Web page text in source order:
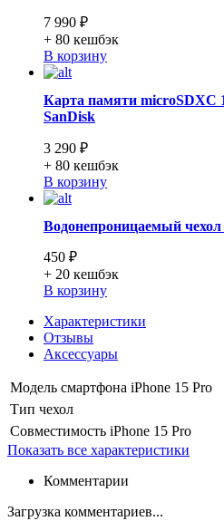
7 990 ₽
+ 80 кешбэк
В корзину
Карта памяти microSDXC
SanDisk
3 290 ₽
+ 80 кешбэк
В корзину
Водонепроницаемый
450 ₽
+ 20 кешбэк
В корзину
Характеристики
Отзывы
Аксессуары
Модель смартфона iPhone 15 Pro
Тип чехол
Совместимость iPhone 15 Pro
Показать все характеристики
Комментарии
Загрузка комментариев...